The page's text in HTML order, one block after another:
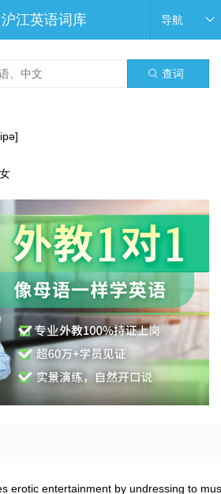
沪江英语词库 导航
查词
erotic entertainment by undressing to